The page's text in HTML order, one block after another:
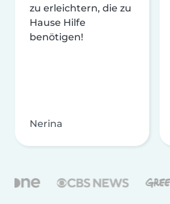
zu erleichtern, die zu
Hause Hilfe
benötigen!
Nerina